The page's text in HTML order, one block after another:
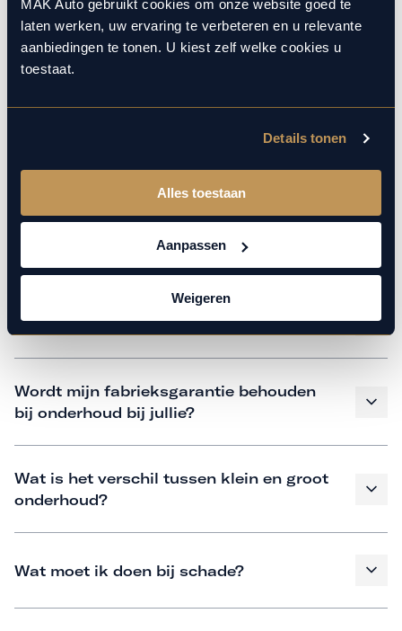
MAK Auto gebruikt cookies om onze website goed te
laten werken, uw ervaring te verbeteren en u relevante
aanbiedingen te tonen. U kiest zelf welke cookies u
toestaat.
Details tonen
Alles toestaan
Aanpassen
Weigeren
verzorgen het onderhoud op hetzelfde niveau als een
merkdealer, met behoud van de fabrieksgarantie. Kom
gerust langs in onze werkplaats voor een APK of een
Hoe weet ik welk onderhoud mijn
auto nodig heeft en wanneer?
Is vervangend vervoer mogelijk?
Wordt mijn fabrieksgarantie behouden
bij onderhoud bij jullie?
Wat is het verschil tussen klein en groot
onderhoud?
Wat moet ik doen bij schade?